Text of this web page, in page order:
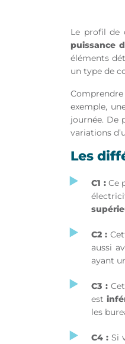
Le profil de
puissance
éléments
un type de
exemple,
journée. De
variations
Les
C1 : Ce
C2 :
aussi
ayant
C3 :
est
les
C4 : Si